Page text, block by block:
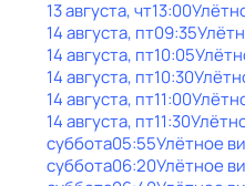
13 августа, чт13:00
14 августа, пт09:35
14 августа, пт10:05
14 августа, пт10:30
14 августа, пт11:00
14 августа, пт11:30
суббота05:55Улётное
суббота06:20Улётное